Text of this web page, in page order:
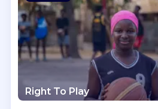
Right To Play